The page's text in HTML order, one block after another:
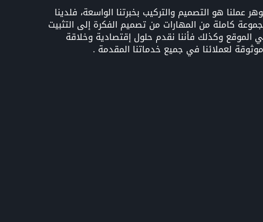
عملنا هو التصميم والتركيب بخبرتنا الواسعة، فلدينا
كاملة من المهارات من تصميم الفكرة إلى التثبيت
الموقع وكذلك فأننا نقدم حلول إقتصادية وخلاقة
لعملائنا في جميع خدماتنا المقدمة .